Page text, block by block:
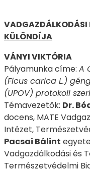
VADGAZDÁLKODÁSI
KÜLÖNDÍJA
VÁNYI VIKTÓRIA
Pályamunka címe: A
(Ficus carica L.)
(UPOV) protokoll
Témavezetők: Dr.
docens, MATE
Intézet,
Pacsai Bálint
Vadgazdálkodási és
Természetvédelmi